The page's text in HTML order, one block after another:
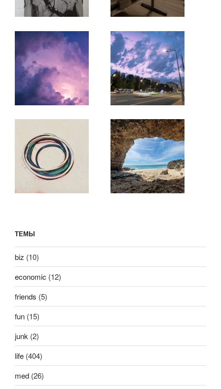
ТЕМЫ
biz (10)
economic (12)
friends (5)
fun (15)
junk (2)
life (404)
med (26)